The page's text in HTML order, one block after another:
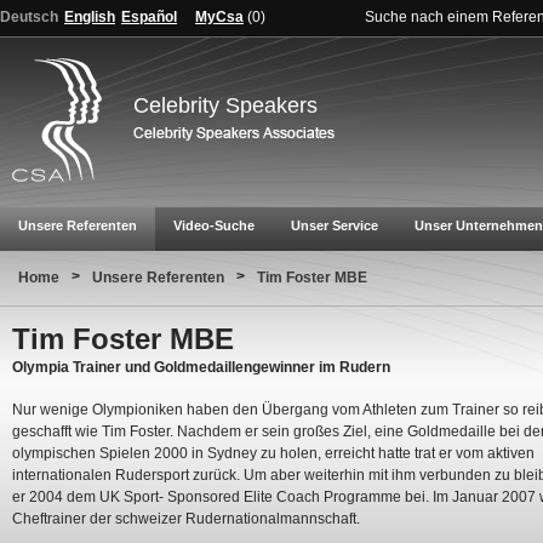
Deutsch English Español MyCsa (0) Suche nach einem
Celebrity Speakers
Unsere Referenten Video-Suche Unser Service Unser Unternehmen
Home > Unsere Referenten > Tim Foster MBE
Tim Foster MBE
Olympia Trainer und Goldmedaillengewinner im Rudern
Nur wenige Olympioniken haben den Übergang vom Athleten zum Trainer so
geschafft wie Tim Foster. Nachdem er sein großes Ziel, eine Goldmedaille bei
olympischen Spielen 2000 in Sydney zu holen, erreicht hatte trat er vom aktiven
internationalen Rudersport zurück. Um aber weiterhin mit ihm verbunden zu
er 2004 dem UK Sport- Sponsored Elite Coach Programme bei. Im Januar 2007
Cheftrainer der schweizer Rudernationalmannschaft.